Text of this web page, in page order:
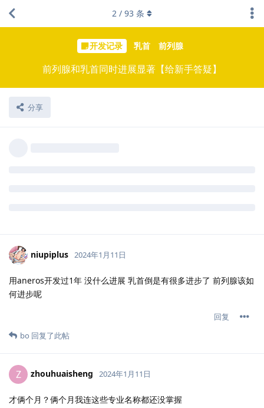
开发记录 乳首 前列腺
前列腺和乳首同时进展显著【给新手答疑】
分享
2 / 93 条
niupiplus 2024年1月11日
用aneros开发过1年 没什么进展 乳首倒是有很多进步了 前列腺该如
何进步呢
回复
bo 回复了此帖
Z zhouhuaisheng 2024年1月11日
才俩个月？俩个月我连这些专业名称都还没掌握